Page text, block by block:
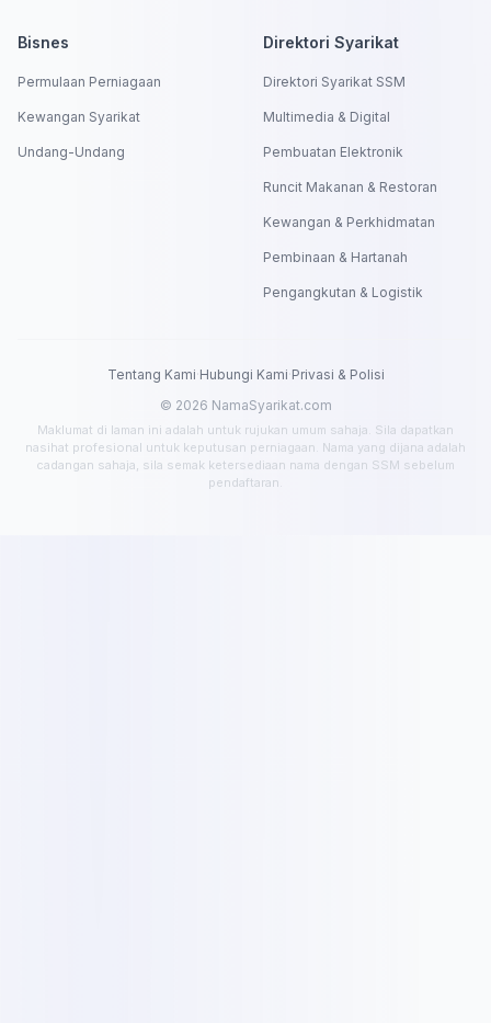
Bisnes
Permulaan Perniagaan
Kewangan Syarikat
Undang-Undang
Direktori Syarikat
Direktori Syarikat SSM
Multimedia & Digital
Pembuatan Elektronik
Runcit Makanan & Restoran
Kewangan & Perkhidmatan
Pembinaan & Hartanah
Pengangkutan & Logistik
Tentang Kami·Hubungi Kami·Privasi & Polisi
© 2026 NamaSyarikat.com
Maklumat di laman ini adalah untuk rujukan umum sahaja. Sila dapatkan
nasihat profesional untuk keputusan perniagaan. Nama yang dijana adalah
cadangan sahaja, sila semak ketersediaan nama dengan SSM sebelum
pendaftaran.